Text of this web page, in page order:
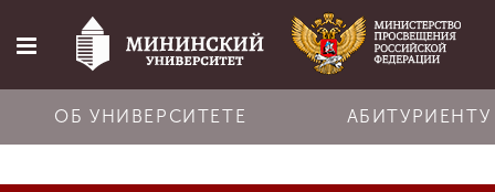
Главная
ОБ УНИВЕРСИТЕТЕ АБИТУРИЕНТУ